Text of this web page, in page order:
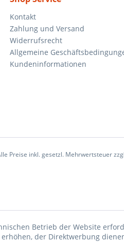
Kontakt
Zahlung und Versand
Widerrufsrecht
Allgemeine
Kundeninformationen
Preise inkl. gesetzl. Mehrwertsteuer
Betrieb der Website
der Direktwerbung